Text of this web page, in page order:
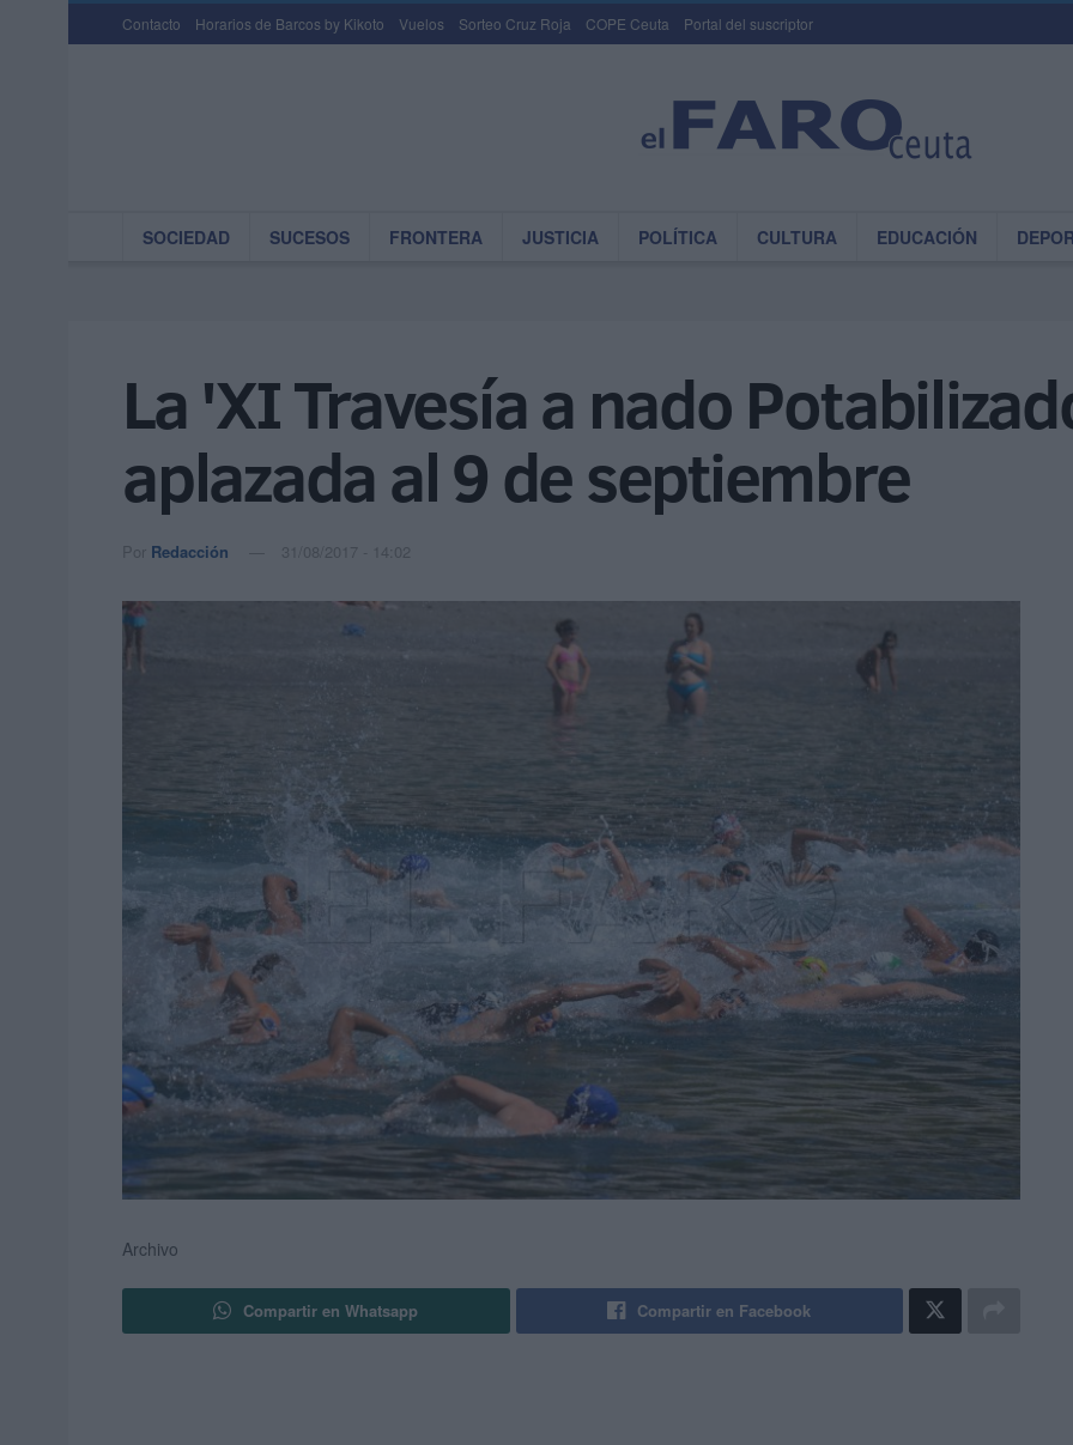
Contacto Horarios de Barcos by Kikoto Vuelos Sorteo Cruz Roja COPE Ceuta Portal del suscriptor
SOCIEDAD SUCESOS FRONTERA JUSTICIA POLÍTICA CULTURA EDUCACIÓN
La 'XI Travesía a nado
aplazada al 9 de septiembre
Por Redacción 31/08/2017 - 14:02
Archivo
Compartir en Whatsapp Compartir en Facebook